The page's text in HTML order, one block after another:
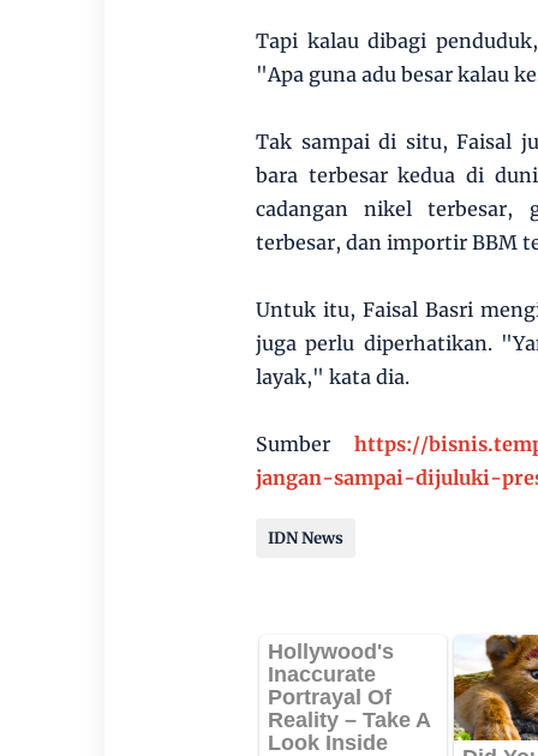
Tapi kalau dibagi
"Apa guna adu besar kalau
Tak sampai di situ, Faisal
bara terbesar kedua di
cadangan nikel terbesar,
terbesar, dan importir BBM
Untuk itu, Faisal Basri
juga perlu diperhatikan.
layak," kata dia.
Sumber https://
jangan-sampai-dijuluki-
IDN News